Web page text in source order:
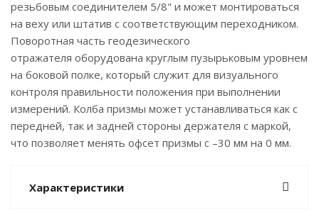
резьбовым соединителем 5/8" и может монтироваться
на веху или штатив с соответствующим переходником.
Поворотная часть геодезического
отражателя оборудована круглым пузырьковым уровнем
на боковой полке, который служит для визуального
контроля правильности положения при выполнении
измерений. Колба призмы может устанавливаться как с
передней, так и задней стороны держателя с маркой,
что позволяет менять офсет призмы с –30 мм на 0 мм.
Характеристики